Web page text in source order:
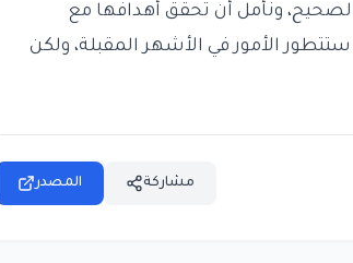
ونأمل أن تحقق أهدافها مع
الأمور في الأشهر المقبلة، ولكن
المصدر مشاركة